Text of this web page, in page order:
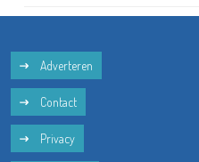
Adverteren
Contact
Privacy